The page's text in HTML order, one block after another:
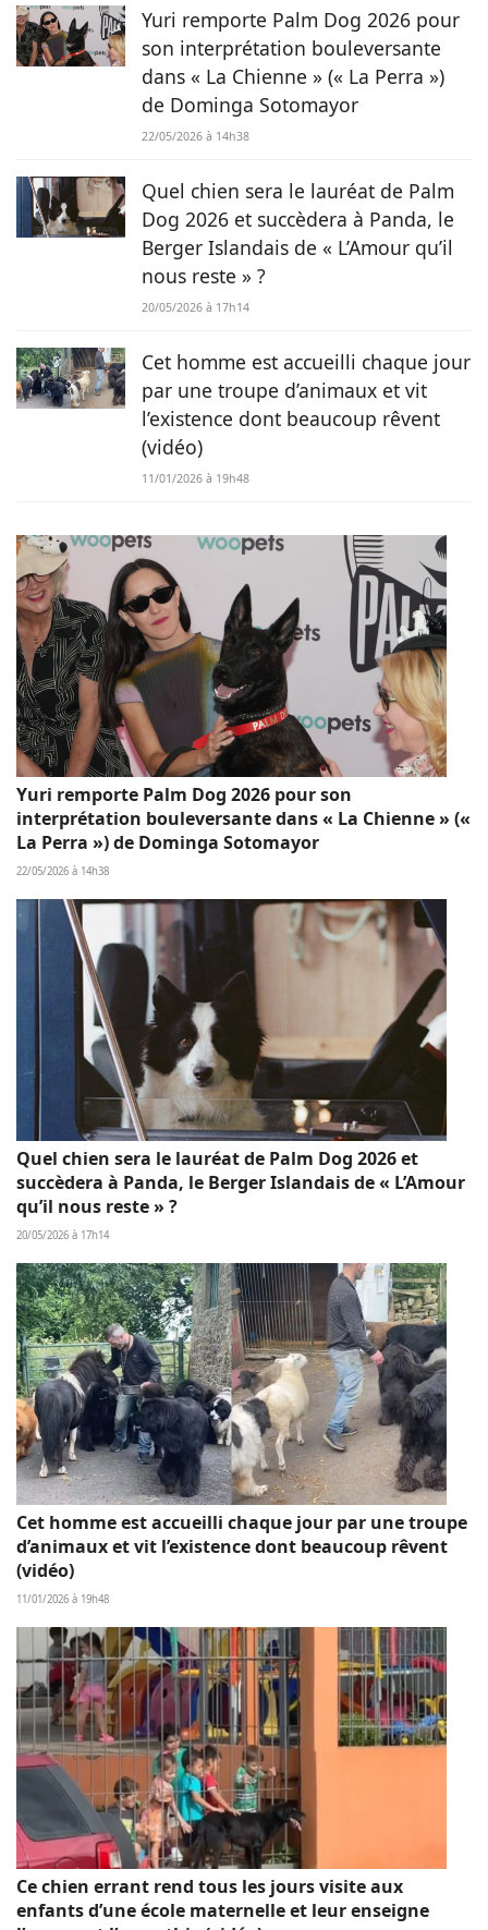
tout naturellement qu’elle prête sa plume à Chien.fr pour
vivre de ses deux passions.
Yuri remporte Palm Dog 2026 pour
son interprétation bouleversante
dans « La Chienne » (« La Perra »)
de Dominga Sotomayor
22/05/2026 à 14h38
Quel chien sera le lauréat de Palm
Dog 2026 et succèdera à Panda, le
Berger Islandais de « L’Amour qu’il
nous reste » ?
20/05/2026 à 17h14
Cet homme est accueilli chaque jour
par une troupe d’animaux et vit
l’existence dont beaucoup rêvent
(vidéo)
11/01/2026 à 19h48
Yuri remporte Palm Dog 2026 pour son
interprétation bouleversante dans « La Chienne » («
La Perra ») de Dominga Sotomayor
22/05/2026 à 14h38
Quel chien sera le lauréat de Palm Dog 2026 et
succèdera à Panda, le Berger Islandais de « L’Amour
qu’il nous reste » ?
20/05/2026 à 17h14
Cet homme est accueilli chaque jour par une troupe
d’animaux et vit l’existence dont beaucoup rêvent
(vidéo)
11/01/2026 à 19h48
Ce chien errant rend tous les jours visite aux
enfants d’une école maternelle et leur enseigne